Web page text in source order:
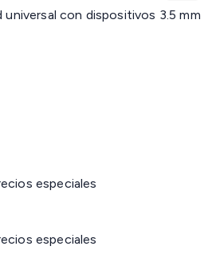
universal con dispositivos 3.5 mm
especiales
especiales